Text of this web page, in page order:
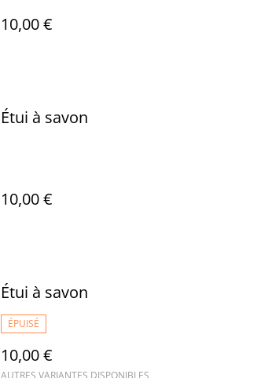
10,00 €
Étui à savon
10,00 €
Étui à savon
ÉPUISÉ
10,00 €
AUTRES VARIANTES DISPONIBLES